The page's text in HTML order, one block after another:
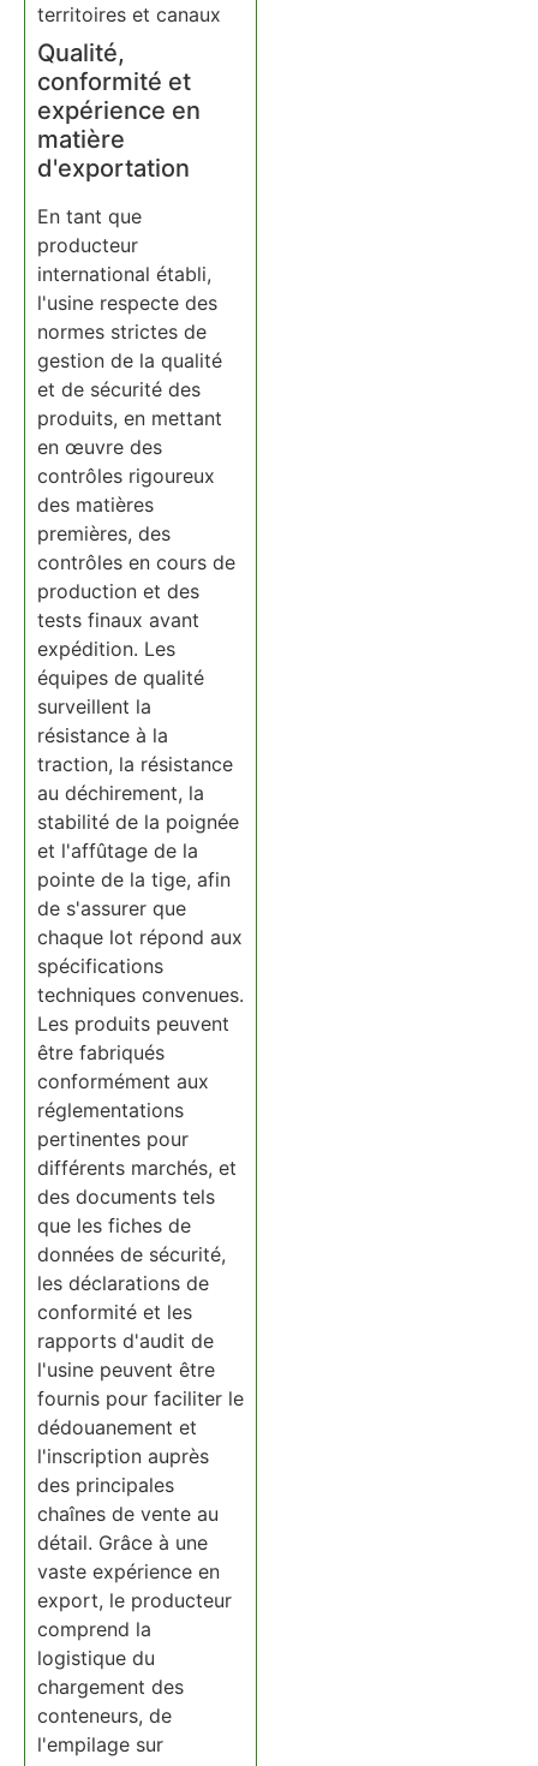
territoires et canaux
Qualité,
conformité et
expérience en
matière
d'exportation
En tant que
producteur
international établi,
l'usine respecte des
normes strictes de
gestion de la qualité
et de sécurité des
produits, en mettant
en œuvre des
contrôles rigoureux
des matières
premières, des
contrôles en cours de
production et des
tests finaux avant
expédition. Les
équipes de qualité
surveillent la
résistance à la
traction, la résistance
au déchirement, la
stabilité de la poignée
et l'affûtage de la
pointe de la tige, afin
de s'assurer que
chaque lot répond aux
spécifications
techniques convenues.
Les produits peuvent
être fabriqués
conformément aux
réglementations
pertinentes pour
différents marchés, et
des documents tels
que les fiches de
données de sécurité,
les déclarations de
conformité et les
rapports d'audit de
l'usine peuvent être
fournis pour faciliter le
dédouanement et
l'inscription auprès
des principales
chaînes de vente au
détail. Grâce à une
vaste expérience en
export, le producteur
comprend la
logistique du
chargement des
conteneurs, de
l'empilage sur